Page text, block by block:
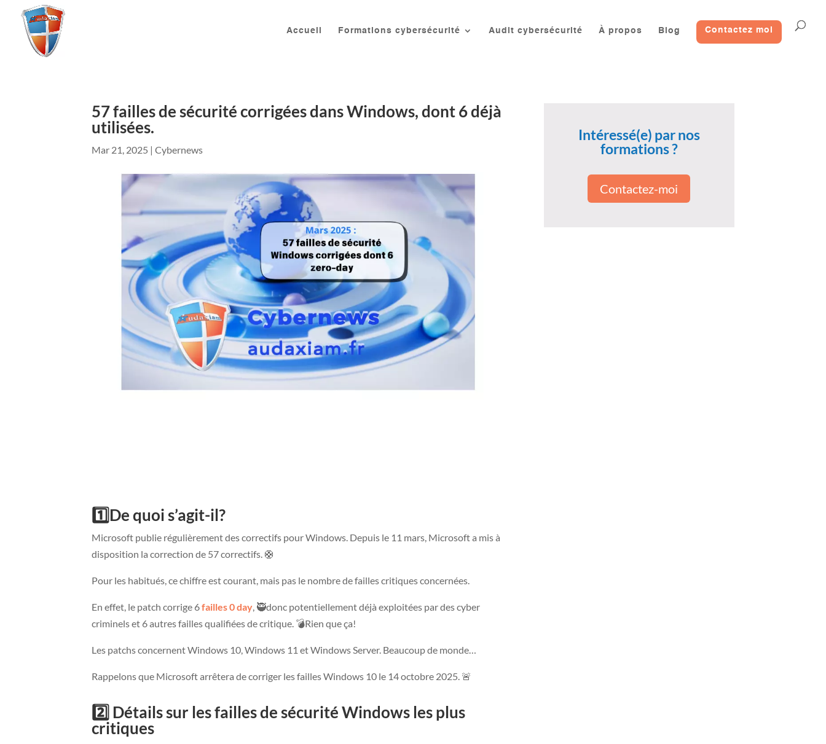
Accueil Formations cybersécurité Audit cybersécurité À propos Blog Contactez moi
57 failles de sécurité corrigées dans Windows, dont 6 déjà
utilisées.
Mar 21, 2025 |Cybernews
1️⃣De quoi s’agit-il?
Microsoft publie régulièrement des correctifs pour Windows. Depuis le 11 mars, Microsoft a mis à
disposition la correction de 57 correctifs. 🛟
Pour les habitués, ce chiffre est courant, mais pas le nombre de failles critiques concernées.
En effet, le patch corrige 6failles 0 day, 🥷donc potentiellement déjà exploitées par des cyber
criminels et 6 autres failles qualifiées de critique. 💣Rien que ça!
Les patchs concernent Windows 10, Windows 11 et Windows Server. Beaucoup de monde…
Rappelons que Microsoft arrêtera de corriger les failles Windows 10 le 14 octobre 2025. 🚨
2️⃣ Détails sur les failles de sécurité Windows les plus
critiques
Intéressé(e) par nos
formations ?
Contactez-moi